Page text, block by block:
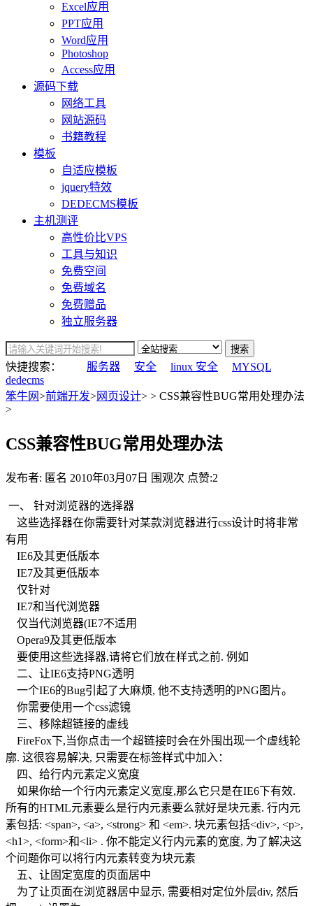
Excel应用
PPT应用
Word应用
Photoshop
Access应用
源码下载
网络工具
网站源码
书籍教程
模板
自适应模板
jquery特效
DEDECMS模板
主机测评
高性价比VPS
工具与知识
免费空间
免费域名
免费赠品
独立服务器
搜索
快捷搜索： 服务器 安全 linux 安全
MYSQL
dedecms
笨牛网>前端开发>网页设计> > CSS兼容性BUG常用处理办法
>
CSS兼容性BUG常用处理办法
发布者: 匿名 2010年03月07日 围观次 点赞:2
一、 针对浏览器的选择器
这些选择器在你需要针对某款浏览器进行css设计时将非常
有用
IE6及其更低版本
IE7及其更低版本
仅针对
IE7和当代浏览器
仅当代浏览器(IE7不适用
Opera9及其更低版本
要使用这些选择器,请将它们放在样式之前. 例如
二、让IE6支持PNG透明
一个IE6的Bug引起了大麻烦, 他不支持透明的PNG图片。
你需要使用一个css滤镜
三、移除超链接的虚线
FireFox下,当你点击一个超链接时会在外围出现一个虚线轮
廓. 这很容易解决, 只需要在标签样式中加入：
四、给行内元素定义宽度
如果你给一个行内元素定义宽度,那么它只是在IE6下有效.
所有的HTML元素要么是行内元素要么就好是块元素. 行内元
素包括: <span>, <a>, <strong> 和 <em>. 块元素包括<div>, <p>,
<h1>, <form>和<li> . 你不能定义行内元素的宽度, 为了解决这
个问题你可以将行内元素转变为块元素
五、让固定宽度的页面居中
为了让页面在浏览器居中显示, 需要相对定位外层div, 然后